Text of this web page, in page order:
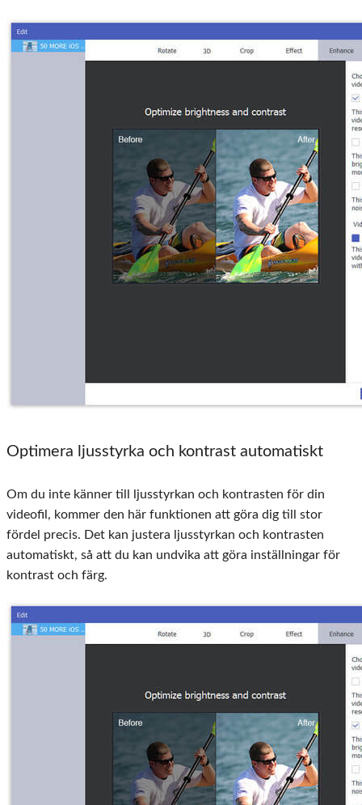
Optimera ljusstyrka och kontrast automatiskt
Om du inte känner till ljusstyrkan och kontrasten för din
videofil, kommer den här funktionen att göra dig till stor
fördel precis. Det kan justera ljusstyrkan och kontrasten
automatiskt, så att du kan undvika att göra inställningar för
kontrast och färg.